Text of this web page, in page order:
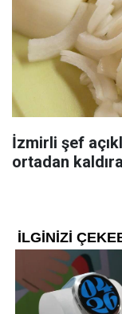
İzmirli şef
ortadan